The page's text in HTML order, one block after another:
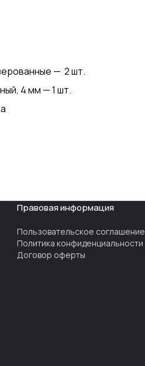
— 2 шт.
4 мм — 1 шт.
Правовая информация
Пользовательское соглашение
Политика конфиденциальности
Договор оферты